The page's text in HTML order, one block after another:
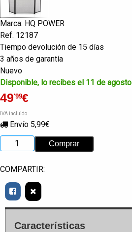
Marca: HQ POWER
Ref. 12187
Tiempo devolución de 15 días
3 años de garantía
Nuevo
Disponible, lo recibes el 11 de agosto
49'99€
IVA incluido
Envío 5,99€
COMPARTIR:
Características